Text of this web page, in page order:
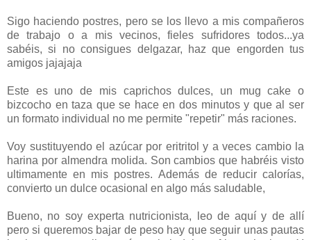
Sigo haciendo postres, pero se los llevo a mis compañeros
de trabajo o a mis vecinos, fieles sufridores todos...ya
sabéis, si no consigues delgazar, haz que engorden tus
amigos jajajaja
Este es uno de mis caprichos dulces, un mug cake o
bizcocho en taza que se hace en dos minutos y que al ser
un formato individual no me permite "repetir" más raciones.
Voy sustituyendo el azúcar por eritritol y a veces cambio la
harina por almendra molida. Son cambios que habréis visto
ultimamente en mis postres. Además de reducir calorías,
convierto un dulce ocasional en algo más saludable,
Bueno, no soy experta nutricionista, leo de aquí y de allí
pero si queremos bajar de peso hay que seguir unas pautas